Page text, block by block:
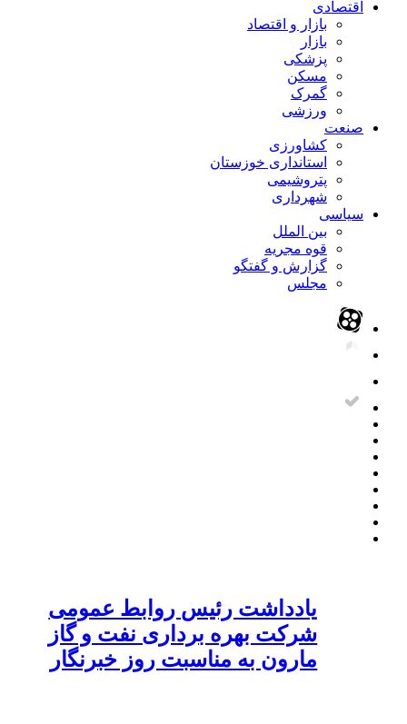
اقتصادی
بازار و اقتصاد
بازار
پزشکی
مسکن
گمرک
ورزشی
صنعت
کشاورزی
استانداری خوزستان
پتروشیمی
شهرداری
سیاسی
بین الملل
قوه مجریه
گزارش و گفتگو
مجلس
یادداشت رئیس روابط عمومی
شرکت بهره برداری نفت و گاز
مارون به مناسبت روز خبرنگار